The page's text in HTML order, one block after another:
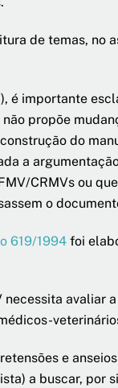
de temas, no
importante
propõe
do
a
CRMVs ou
o
619/1994 foi
e
a buscar, por